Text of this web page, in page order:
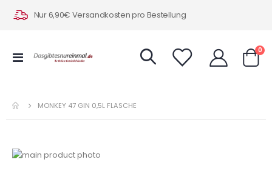
Nur 6,90€ Versandkosten pro Bestellung
Navigation
0
MONKEY 47 GIN 0,5L FLASCHE
Zum